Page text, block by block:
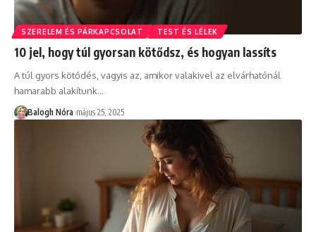
SZERELEM ÉS PÁRKAPCSOLAT TEST ÉS LÉLEK
10 jel, hogy túl gyorsan kötődsz, és hogyan lassíts
A túl gyors kötődés, vagyis az, amikor valakivel az elvárhatónál
hamarabb alakítunk…
Balogh Nóra május 25, 2025